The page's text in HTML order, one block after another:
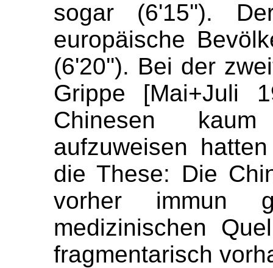
sogar (6'15'').
europäische
(6'20''). Bei der zw
Grippe [Mai+Juli
Chinesen
aufzuweisen
die These: Die
vorher immun
medizinischen
fragmentarisch